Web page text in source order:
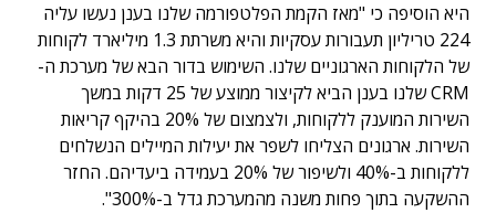
היא הוסיפה כי "מאז הקמת הפלטפורמה שלנו בענן נעשו עליה
224 טריליון תעבורות עסקיות והיא משרתת 1.3 מיליארד לקוחות
של הלקוחות הארגוניים שלנו. השימוש בדור הבא של מערכת ה-
CRM שלנו בענן הביא לקיצור ממוצע של 25 דקות במשך
השירות המוענק ללקוחות, ולצמצום של 20% בהיקף קריאות
השירות. ארגונים הצליחו לשפר את יעילות המיילים הנשלחים
ללקוחות ב-40% ולשיפור של 20% בעמידה ביעדיהם. החזר
ההשקעה בתוך פחות משנה מהמערכת גדל ב-300%".